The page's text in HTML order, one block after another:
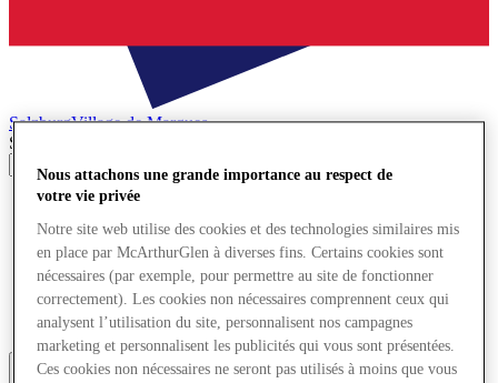
SalzburgVillage de Marques
Search input
Magasins
Offres
Planifiez votre visite
Quoi de neuf
Mangez et buvez
Cartes cadeaux
Services
Nous attachons une grande importance au respect de
votre vie privée
Notre site web utilise des cookies et des technologies similaires mis
en place par McArthurGlen à diverses fins. Certains cookies sont
nécessaires (par exemple, pour permettre au site de fonctionner
correctement). Les cookies non nécessaires comprennent ceux qui
analysent l’utilisation du site, personnalisent nos campagnes
marketing et personnalisent les publicités qui vous sont présentées.
Ces cookies non nécessaires ne seront pas utilisés à moins que vous